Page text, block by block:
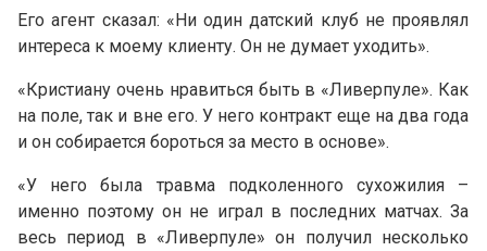
Его агент сказал: «Ни один датский клуб не проявлял
интереса к моему клиенту. Он не думает уходить».
«Кристиану очень нравиться быть в «Ливерпуле». Как
на поле, так и вне его. У него контракт еще на два года
и он собирается бороться за место в основе».
«У него была травма подколенного сухожилия –
именно поэтому он не играл в последних матчах. За
весь период в «Ливерпуле» он получил несколько